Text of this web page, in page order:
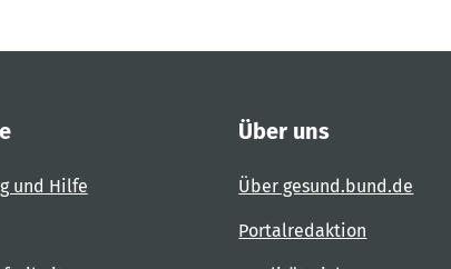
und Hilfe
Über uns
Über gesund.bund.de
Portalredaktion